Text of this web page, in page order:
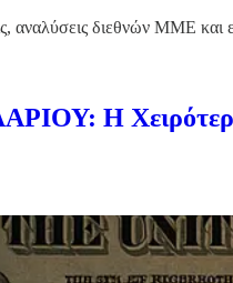
αναλύσεις διεθνών ΜΜΕ και
Η Χειρότερη